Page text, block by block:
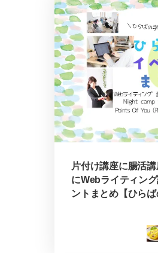
片付け講座に腸活
にWebライティン
ントまとめ【ひらば